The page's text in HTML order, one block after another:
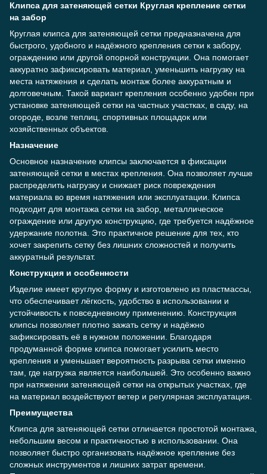
Клипса для затеняющей сетки Круглая крепление сетки
на забор
Круглая клипса для затеняющей сетки предназначена для
быстрого, удобного и надёжного крепления сетки к забору,
ограждению или другой опорной конструкции. Она помогает
аккуратно зафиксировать материал, уменьшить нагрузку на
места натяжения и сделать монтаж более аккуратным и
долговечным. Такой вариант крепления особенно удобен при
установке затеняющей сетки на частных участках, в саду, на
огороде, возле теплиц, спортивных площадок или
хозяйственных объектов.
Назначение
Основное назначение клипсы заключается в фиксации
затеняющей сетки в местах крепления. Она позволяет лучше
распределить нагрузку и снижает риск повреждения
материала во время натяжения или эксплуатации. Клипса
подходит для монтажа сетки на забор, металлическое
ограждение или другую конструкцию, где требуется надёжное
удержание полотна. Это практичное решение для тех, кто
хочет закрепить сетку без лишних сложностей и получить
аккуратный результат.
Конструкция и особенности
Изделие имеет круглую форму и изготовлено из пластмассы,
что обеспечивает лёгкость, удобство в использовании и
устойчивость к повседневному применению. Конструкция
клипсы позволяет плотно зажать сетку и надёжно
зафиксировать её в нужном положении. Благодаря
продуманной форме клипса помогает усилить место
крепления и уменьшает вероятность разрыва сетки именно
там, где нагрузка является наибольшей. Это особенно важно
при натяжении затеняющей сетки на открытых участках, где
на материал воздействуют ветер и регулярная эксплуатация.
Преимущества
Клипса для затеняющей сетки отличается простотой монтажа,
небольшим весом и практичностью в использовании. Она
позволяет быстро организовать надёжное крепление без
сложных инструментов и лишних затрат времени.